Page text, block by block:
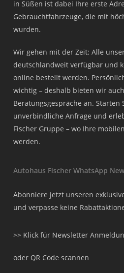
in Süßen ist dabei Ihre erste
Gebrauchtfahrzeuge, die mit
wurden.
Wir gehen mit der Zeit: Alle
deutschlandweit verfügbar und
online bestellt werden.
wichtig – deshalb bieten wir
Beratungsgespräche an. Starten
unverbindliche Anfrage und
Fischer Gruppe – wo Ihre
werden.
Autohaus Fischer WhatsApp
Abonniere jetzt unseren
und verpasse keine
>> Klick für Newsletter
oder QR Code scannen